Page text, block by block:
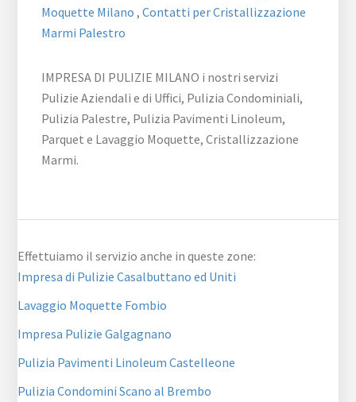
Moquette Milano,Contatti per Cristallizzazione
Marmi Palestro
IMPRESA DI PULIZIE MILANO i nostri servizi
Pulizie Aziendali e di Uffici, Pulizia Condominiali,
Pulizia Palestre, Pulizia Pavimenti Linoleum,
Parquet e Lavaggio Moquette, Cristallizzazione
Marmi.
Effettuiamo il servizio anche in queste zone:
Impresa di Pulizie Casalbuttano ed Uniti
Lavaggio Moquette Fombio
Impresa Pulizie Galgagnano
Pulizia Pavimenti Linoleum Castelleone
Pulizia Condomini Scano al Brembo